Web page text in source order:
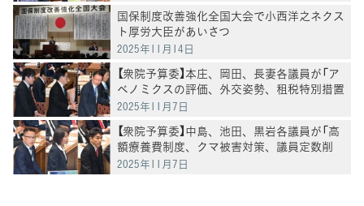
国保制度改善強化全国大会で小西洋之ネクス
ト厚労大臣があいさつ
2025年11月14日
【衆院予算委】本庄、岡田、長妻各議員が「ア
ベノミクスの評価、外交姿勢、租税特別措置
の透明性」などについて質問
2025年11月7日
【衆院予算委】中島、池田、黒岩各議員が「高
額療養費制度、クマ被害対策、議員定数削
減」などを質問
2025年11月7日